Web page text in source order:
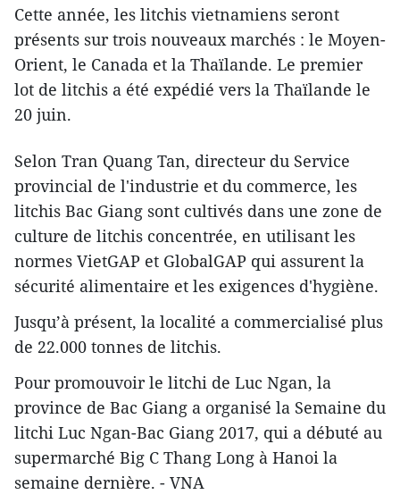
Cette année, les litchis vietnamiens seront
présents ​sur trois nouveaux marchés : le Moyen-
Orient, le Canada et la Thaïlande. Le premier
lot de litchis a été expédié vers la Thaïlande le
20 juin.
Selon Tran Quang Tan, directeur du Service
provincial de l'industrie et du commerce, les
litchis Bac Giang sont cultivés dans une zone de
culture de litchis concentrée, en utilisant les
normes VietGAP et GlobalGAP qui assurent la
sécurité alimentaire et les exigences d'hygiène.
Jusqu’à présent, la localité a commercialisé plus
de 22.000 tonnes de litchis.
Pour promouvoir le litchi de Luc Ngan, la
province de Bac Giang a organisé la Semaine du
litchi Luc Ngan-Bac Giang 2017, qui a débuté au
supermarché Big C Thang Long à Hanoi la
semaine dernière. - VNA